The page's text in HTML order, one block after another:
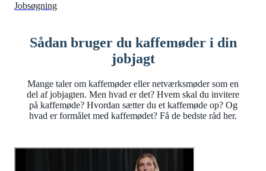
Jobsøgning
Sådan bruger du kaffemøder i din
jobjagt
Mange taler om kaffemøder eller netværksmøder som en
del af jobjagten. Men hvad er det? Hvem skal du invitere
på kaffemøde? Hvordan sætter du et kaffemøde op? Og
hvad er formålet med kaffemødet? Få de bedste råd her.